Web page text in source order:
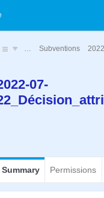
… Subventions 2022
07-
Summary Permissions